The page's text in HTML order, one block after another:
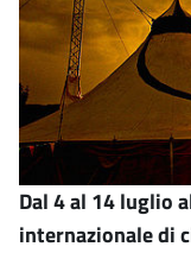
Dal 4 al 14 luglio
internazionale di